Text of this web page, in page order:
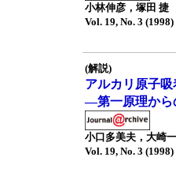
小林伸彦，塚田 捷
Vol. 19, No. 3 (1998)
(解説)
アルカリ原子
—第一原理か
小口多美夫，大崎
Vol. 19, No. 3 (1998)